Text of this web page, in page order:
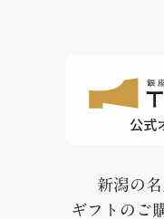
新潟の
ギフトのご